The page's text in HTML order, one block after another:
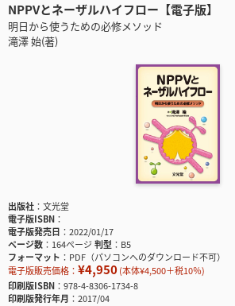
NPPVとネーザルハイフロー【電子版】
明日から使うための必修メソッド
滝澤 始(著)
出版社
文光堂
電子版ISBN
電子版発売日
2022/01/17
ページ数
164ページ判型
B5
フォーマット
PDF（パソコンへのダウンロード不可）
電子版販売価格： ¥4,950(本体¥4,500＋税10％)
印刷版ISBN
978-4-8306-1734-8
印刷版発行年月
2017/04